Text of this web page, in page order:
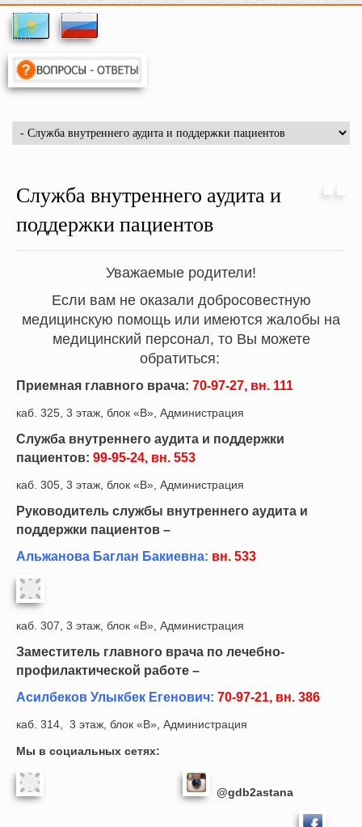
Служба внутреннего аудита и
поддержки пациентов
Уважаемые родители!
Если вам не оказали добросовестную
медицинскую помощь или имеются жалобы на
медицинский персонал, то Вы можете
обратиться:
Приемная главного врача: 70-97-27, вн. 111
каб. 325, 3 этаж, блок «В», Администрация
Служба внутреннего аудита и поддержки
пациентов: 99-95-24, вн. 553
каб. 305, 3 этаж, блок «В», Администрация
Руководитель службы внутреннего аудита и
поддержки пациентов –
Альжанова Баглан Бакиевна: вн. 533
каб. 307, 3 этаж, блок «В», Администрация
Заместитель главного врача по лечебно-
профилактической работе –
Асилбеков Улыкбек Егенович: 70-97-21, вн. 386
каб. 314, 3 этаж, блок «В», Администрация
Мы в социальных сетях:
@gdb2astana